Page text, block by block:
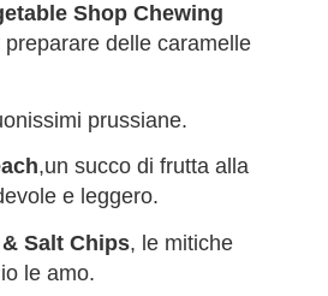
Shop Chewing
delle caramelle
prussiane.
,un succo di frutta alla
e leggero.
Salt Chips, le mitiche
le amo.